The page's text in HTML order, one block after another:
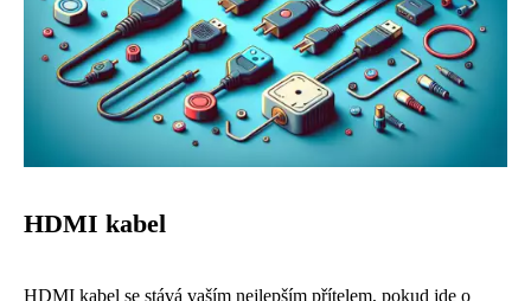
HDMI kabel
HDMI kabel se stává vaším nejlepším přítelem, pokud jde o